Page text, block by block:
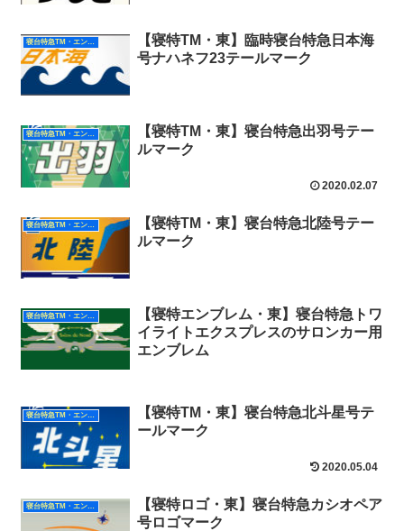
寝台特急TM・エンブレム（東日本）
【寝特TM・東】臨時寝台特急日本海
号ナハネフ23テールマーク
【寝特TM・東】寝台特急出羽号テー
ルマーク
2020.02.07
寝台特急TM・エンブレム（東日本）
【寝特TM・東】寝台特急北陸号テー
ルマーク
寝台特急TM・エンブレム（東日本）
【寝特エンブレム・東】寝台特急トワ
イライトエクスプレスのサロンカー用
エンブレム
【寝特TM・東】寝台特急北斗星号テ
ールマーク
2020.05.04
寝台特急TM・エンブレム（東日本）
【寝特ロゴ・東】寝台特急カシオペア
号ロゴマーク